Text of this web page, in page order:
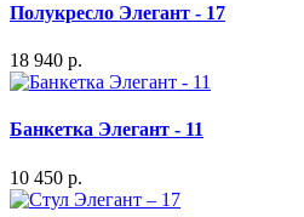
Полукресло Элегант - 17
18 940 р.
Банкетка Элегант - 11
10 450 р.